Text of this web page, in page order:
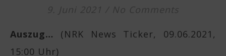
9. Juni 2021 / No Comments
Auszug… (NRK News Ticker, 09.06.2021,
15:00 Uhr)